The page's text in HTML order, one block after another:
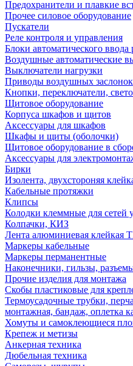
Предохранители и плавкие
Прочее силовое оборудование
Пускатели
Реле контроля и управления
Блоки автоматического
Воздушные автоматические
Выключатели нагрузки
Приводы воздушных заслонок
Кнопки, переключатели,
Щитовое оборудование
Корпуса шкафов и щитов
Аксессуары для шкафов
Шкафы и щиты (оболочки)
Щитовое оборудование в
Аксессуары для
Бирки
Изолента, двухстороняя
Кабельные протяжки
Клипсы
Колодки клеммные для сетей
Колпачки, КИЗ
Лента алюминиевая клейкая
Маркеры кабельные
Маркеры перманентные
Наконечники, гильзы,
Прочие изделия для монтажа
Скобы пластиковые для
Термоусадочные трубки,
монтажная, бандаж, оплетка
Хомуты и самоклеющиеся
Крепеж и метизы
Анкерная техника
Дюбельная техника